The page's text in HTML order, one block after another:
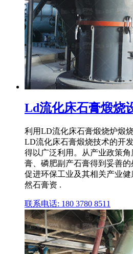
Ld流化床石膏煅烧
利用LD流化床石膏煅烧炉煅
LD流化床石膏煅烧技术的开
得以广泛利用。从产业政策
膏、磷肥副产石膏得到妥善
促进环保工业及其相关产业
然石膏资 .
联系电话: 180 3780 8511